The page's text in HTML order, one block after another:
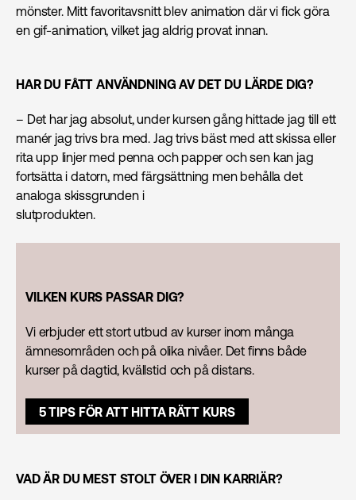
mönster. Mitt favoritavsnitt blev animation där vi fick göra
en gif-animation, vilket jag aldrig provat innan.
HAR DU FÅTT ANVÄNDNING AV DET DU LÄRDE DIG?
– Det har jag absolut, under kursen gång hittade jag till ett
manér jag trivs bra med. Jag trivs bäst med att skissa eller
rita upp linjer med penna och papper och sen kan jag
fortsätta i datorn, med färgsättning men behålla det
analoga skissgrunden i
slutprodukten.
VILKEN KURS PASSAR DIG?
Vi erbjuder ett stort utbud av kurser inom många
ämnesområden och på olika nivåer. Det finns både
kurser på dagtid, kvällstid och på distans.
5 TIPS FÖR ATT HITTA RÄTT KURS
VAD ÄR DU MEST STOLT ÖVER I DIN KARRIÄR?